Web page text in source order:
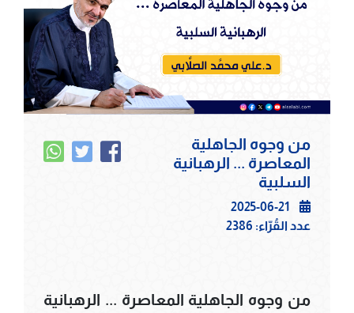
من وجوه الجاهلية
المعاصرة ... الرهبانية
السلبية
2025-06-21
عدد القُرّاء: 2386
من وجوه الجاهلية المعاصرة ... الرهبانية